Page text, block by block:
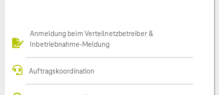
Anmeldung beim Verteilnetzbetreiber &
Inbetriebnahme-Meldung
Auftragskoordination